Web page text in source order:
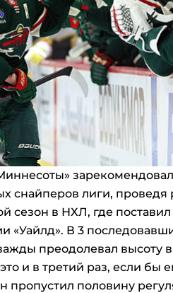
зарекомендовал
снайперов лиги,
сезон в НХЛ, где
«Уайлд». В 3
преодолевал высоту
и в третий раз, если бы
пропустил половину